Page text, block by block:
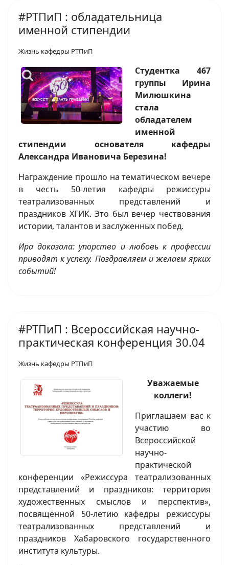
#РТПиП : обладательница
именной стипендии
Жизнь кафедры РТПиП
Студентка 467
группы Ирина
Милюшкина
стала
обладателем
именной
стипендии основателя кафедры
Александра Ивановича Березина!
Награждение прошло на тематическом вечере
в честь 50-летия кафедры режиссуры
театрализованных представлений и
праздников ХГИК. Это был вечер чествования
истории, талантов и заслуженных побед.
Ира доказала: упорство и любовь к профессии
приводят к успеху. Поздравляем и желаем ярких
событий!
#РТПиП : Всероссийская научно-
практическая конференция 30.04
Жизнь кафедры РТПиП
Уважаемые
коллеги!
Приглашаем вас к
участию во
Всероссийской
научно-
практической
конференции «Режиссура театрализованных
представлений и праздников: территория
художественных смыслов и перспектив»,
посвящённой 50-летию кафедры режиссуры
театрализованных представлений и
праздников Хабаровского государственного
института культуры.